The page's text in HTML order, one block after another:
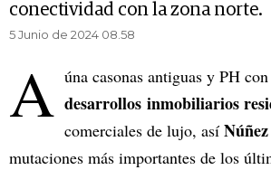
conectividad con la zona norte.
5 Junio de 2024 08.58
A úna casonas antiguas y PH con
desarrollos inmobiliarios
comerciales de lujo, así Núñez
mutaciones más importantes de los